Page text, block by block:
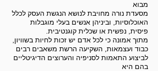
מבוא
מסעדת נורה מחויבת לנושא הנגשת העסק לכלל
האוכלוסיות, וביניהן אנשים בעלי מוגבלות
פיסית, נפשית או שכלית קוגנטיבית.
מתוך אמונה כי לכל אדם יש זכות לחיות בשוויון,
כבוד ועצמאות, השקיעה הרשת משאבים רבים
לביצוע התאמות לסניפיה והערוצים הדיגיטליים
בהם היא